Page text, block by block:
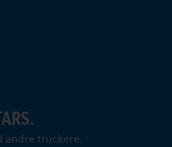
andre truckere.